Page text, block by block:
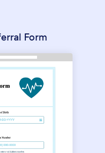
Form